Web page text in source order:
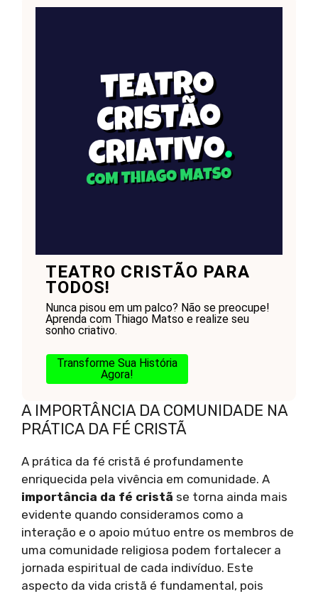
TEATRO CRISTÃO PARA
TODOS!
Nunca pisou em um palco? Não se preocupe!
Aprenda com Thiago Matso e realize seu
sonho criativo.
Transforme Sua História
Agora!
A IMPORTÂNCIA DA COMUNIDADE NA
PRÁTICA DA FÉ CRISTÃ
A prática da fé cristã é profundamente
enriquecida pela vivência em comunidade. A
importância da fé cristã se torna ainda mais
evidente quando consideramos como a
interação e o apoio mútuo entre os membros de
uma comunidade religiosa podem fortalecer a
jornada espiritual de cada indivíduo. Este
aspecto da vida cristã é fundamental, pois